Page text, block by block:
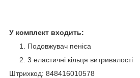
У комплект входить:
Подовжувач пеніса
3 еластичні кільця витривалості
Штрихкод: 848416010578